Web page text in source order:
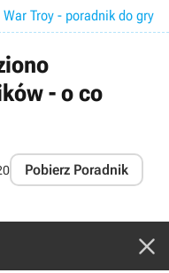
War Troy - poradnik do gry
- o co
Pobierz Poradnik
